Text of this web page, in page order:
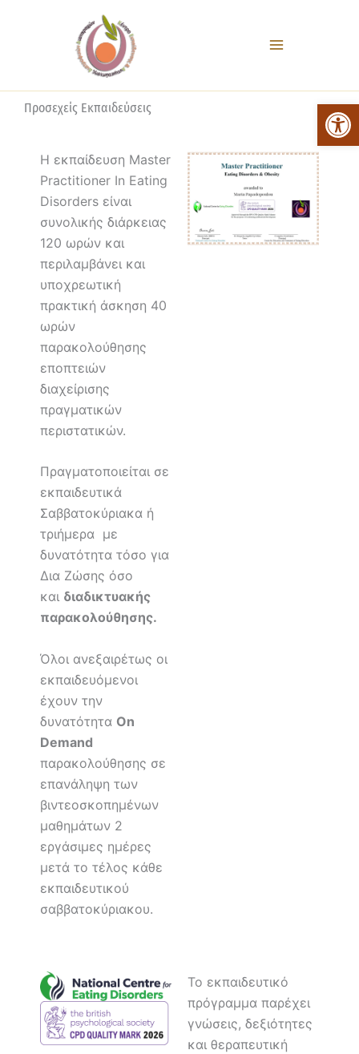
Προσεχείς Εκπαιδεύσεις
Η εκπαίδευση Master
Practitioner Ιn Eating
Disorders είναι
συνολικής διάρκειας
120 ωρών και
περιλαμβάνει και
υποχρεωτική
πρακτική άσκηση 40
ωρών
παρακολούθησης
εποπτειών
διαχείρισης
πραγματικών
περιστατικών.
Πραγματοποιείται σε
εκπαιδευτικά
Σαββατοκύριακα ή
τριήμερα με
δυνατότητα τόσο για
Δια Ζώσης όσο
και διαδικτυακής
παρακολούθησης.
Όλοι ανεξαιρέτως οι
εκπαιδευόμενοι
έχουν την
δυνατότητα On
Demand
παρακολούθησης σε
επανάληψη των
βιντεοσκοπημένων
μαθημάτων 2
εργάσιμες ημέρες
μετά το τέλος κάθε
εκπαιδευτικού
σαββατοκύριακου.
Το εκπαιδευτικό
πρόγραμμα παρέχει
γνώσεις, δεξιότητες
και θεραπευτική